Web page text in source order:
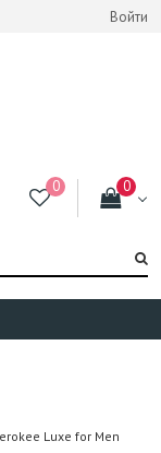
Войти
Luxe for Men